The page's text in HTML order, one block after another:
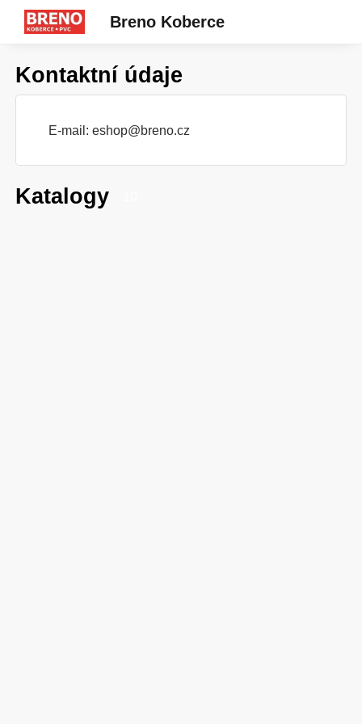
Breno Koberce
Kontaktní údaje
E-mail: eshop@breno.cz
Katalogy